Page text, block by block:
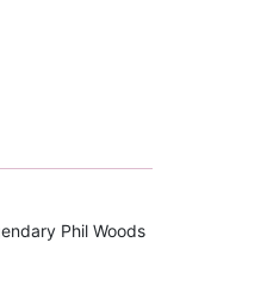
Phil Woods